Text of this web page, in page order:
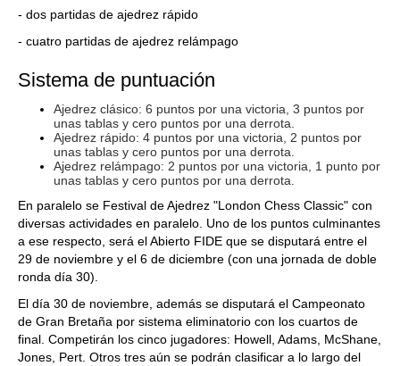
- dos partidas de ajedrez rápido
- cuatro partidas de ajedrez relámpago
Sistema de puntuación
Ajedrez clásico: 6 puntos por una victoria, 3 puntos por
unas tablas y cero puntos por una derrota.
Ajedrez rápido: 4 puntos por una victoria, 2 puntos por
unas tablas y cero puntos por una derrota.
Ajedrez relámpago: 2 puntos por una victoria, 1 punto por
unas tablas y cero puntos por una derrota.
En paralelo se Festival de Ajedrez "London Chess Classic" con
diversas actividades en paralelo. Uno de los puntos culminantes
a ese respecto, será el Abierto FIDE que se disputará entre el
29 de noviembre y el 6 de diciembre (con una jornada de doble
ronda día 30).
El día 30 de noviembre, además se disputará el Campeonato
de Gran Bretaña por sistema eliminatorio con los cuartos de
final. Competirán los cinco jugadores: Howell, Adams, McShane,
Jones, Pert. Otros tres aún se podrán clasificar a lo largo del